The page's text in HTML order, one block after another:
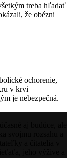
treba hľadať
že obézni
ochorenie,
v krvi –
je nebezpečná.